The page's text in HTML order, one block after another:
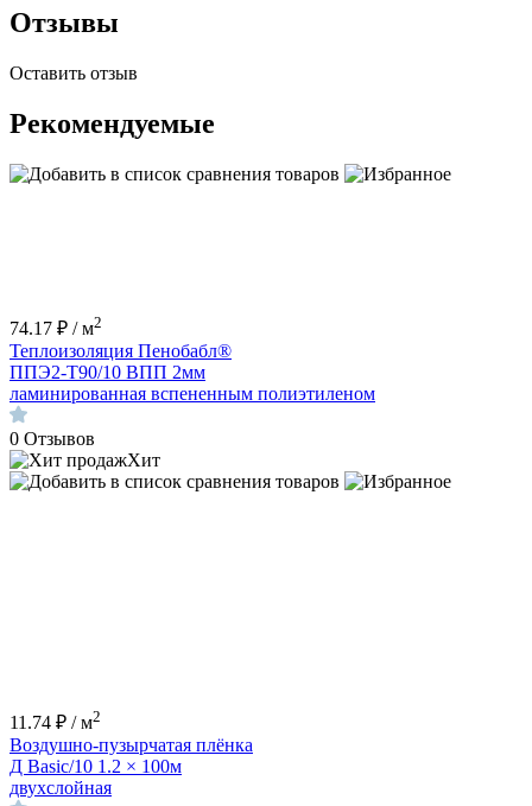
Отзывы
Оставить отзыв
Рекомендуемые
74.17 ₽ / м2
Теплоизоляция Пенобабл®
ППЭ2-Т90/10 ВПП 2мм
ламинированная вспененным полиэтиленом
0 Отзывов
Хит
11.74 ₽ / м2
Воздушно-пузырчатая плёнка
Д Basic/10 1.2 × 100м
двухслойная